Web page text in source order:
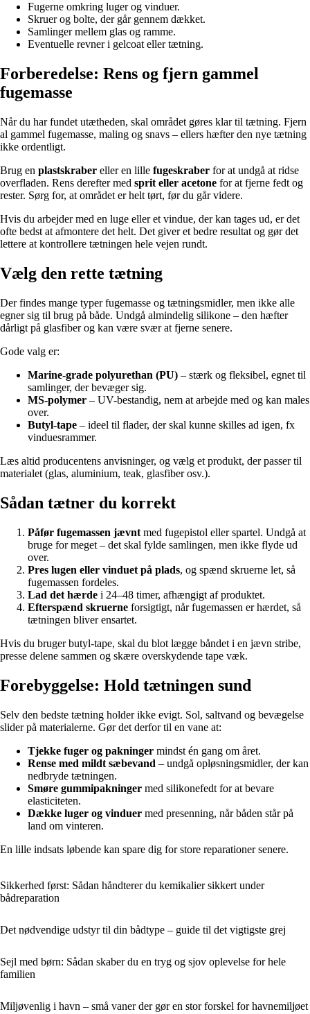
Fugerne omkring luger og vinduer.
Skruer og bolte, der går gennem dækket.
Samlinger mellem glas og ramme.
Eventuelle revner i gelcoat eller tætning.
Forberedelse: Rens og fjern gammel
fugemasse
Når du har fundet utætheden, skal området gøres klar til tætning. Fjern
al gammel fugemasse, maling og snavs – ellers hæfter den nye tætning
ikke ordentligt.
Brug en plastskraber eller en lille fugeskraber for at undgå at ridse
overfladen. Rens derefter med sprit eller acetone for at fjerne fedt og
rester. Sørg for, at området er helt tørt, før du går videre.
Hvis du arbejder med en luge eller et vindue, der kan tages ud, er det
ofte bedst at afmontere det helt. Det giver et bedre resultat og gør det
lettere at kontrollere tætningen hele vejen rundt.
Vælg den rette tætning
Der findes mange typer fugemasse og tætningsmidler, men ikke alle
egner sig til brug på både. Undgå almindelig silikone – den hæfter
dårligt på glasfiber og kan være svær at fjerne senere.
Gode valg er:
Marine-grade polyurethan (PU) – stærk og fleksibel, egnet til
samlinger, der bevæger sig.
MS-polymer – UV-bestandig, nem at arbejde med og kan males
over.
Butyl-tape – ideel til flader, der skal kunne skilles ad igen, fx
vinduesrammer.
Læs altid producentens anvisninger, og vælg et produkt, der passer til
materialet (glas, aluminium, teak, glasfiber osv.).
Sådan tætner du korrekt
Påfør fugemassen jævnt med fugepistol eller spartel. Undgå at
bruge for meget – det skal fylde samlingen, men ikke flyde ud
over.
Pres lugen eller vinduet på plads, og spænd skruerne let, så
fugemassen fordeles.
Lad det hærde i 24–48 timer, afhængigt af produktet.
Efterspænd skruerne forsigtigt, når fugemassen er hærdet, så
tætningen bliver ensartet.
Hvis du bruger butyl-tape, skal du blot lægge båndet i en jævn stribe,
presse delene sammen og skære overskydende tape væk.
Forebyggelse: Hold tætningen sund
Selv den bedste tætning holder ikke evigt. Sol, saltvand og bevægelse
slider på materialerne. Gør det derfor til en vane at:
Tjekke fuger og pakninger mindst én gang om året.
Rense med mildt sæbevand – undgå opløsningsmidler, der kan
nedbryde tætningen.
Smøre gummipakninger med silikonefedt for at bevare
elasticiteten.
Dække luger og vinduer med presenning, når båden står på
land om vinteren.
En lille indsats løbende kan spare dig for store reparationer senere.
Sikkerhed først: Sådan håndterer du kemikalier sikkert under
bådreparation
Det nødvendige udstyr til din bådtype – guide til det vigtigste grej
Sejl med børn: Sådan skaber du en tryg og sjov oplevelse for hele
familien
Miljøvenlig i havn – små vaner der gør en stor forskel for havnemiljøet